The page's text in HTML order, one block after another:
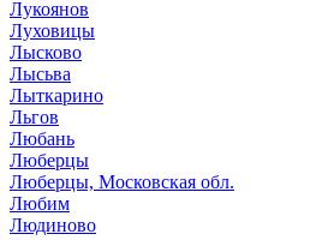
Лукоянов
Луховицы
Лысково
Лысьва
Лыткарино
Льгов
Любань
Люберцы
Люберцы, Московская обл.
Любим
Людиново